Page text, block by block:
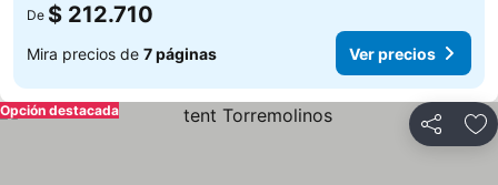
De $ 212.710
Mira precios de 7 páginas Ver precios
Compartir
Opción destacada